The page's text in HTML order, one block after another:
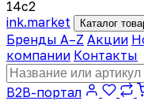
14с2
ink.market Каталог
Бренды A–Z Акции
компании Контакты
B2B-портал